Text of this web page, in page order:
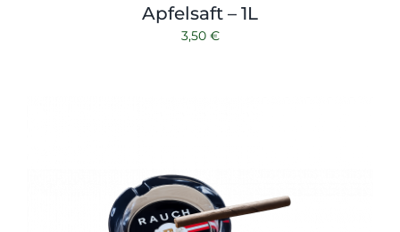
Apfelsaft – 1L
3,50 €